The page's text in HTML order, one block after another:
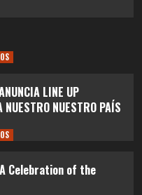
LINE UP
NUESTRO PAÍS
A Celebration of the